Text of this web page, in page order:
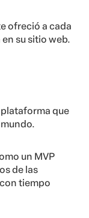
ofreció a cada
su sitio web.
que
un MVP
de las
tiempo